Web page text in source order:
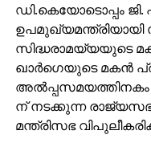
ഡി.കെയോടൊപ്പം
സിദ്ധരാമയ്യയുടെ
ഖാര്‍ഗെയുടെ മകന്‍
ന് നടക്കുന്ന
മന്ത്രിസഭ